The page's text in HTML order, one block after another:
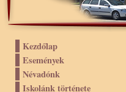
Kezdőlap
Események
Névadónk
Iskolánk története